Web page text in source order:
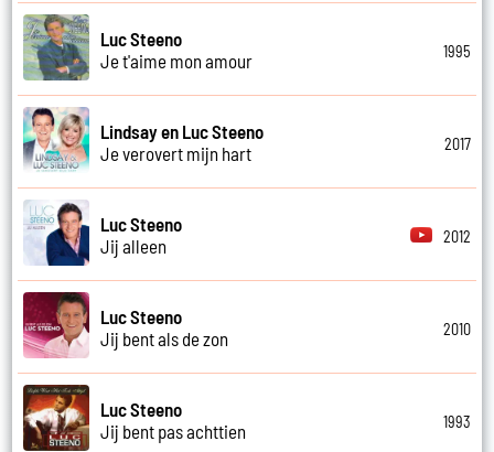
Luc Steeno
Je t'aime mon amour
1995
Lindsay en Luc Steeno
Je verovert mijn hart
2017
Luc Steeno
Jij alleen
2012
Luc Steeno
Jij bent als de zon
2010
Luc Steeno
Jij bent pas achttien
1993